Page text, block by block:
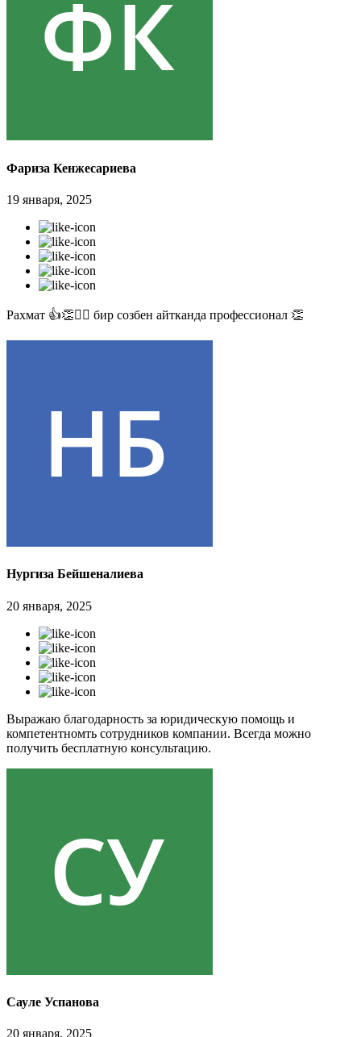
Фариза Кенжесариева
19 января, 2025
Рахмат 👍👏✊🏻 бир созбен айтканда профессионал 👏
Нургиза Бейшеналиева
20 января, 2025
Выражаю благодарность за юридическую помощь и
компетентномть сотрудников компании. Всегда можно
получить бесплатную консультацию.
Сауле Успанова
20 января, 2025